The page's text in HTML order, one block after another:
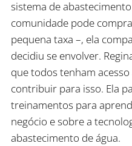
sistema de
comunidade pode
pequena taxa –, ela
decidiu se envolver.
que todos tenham
contribuir para isso. Ela
treinamentos para
negócio e sobre a
abastecimento de água.